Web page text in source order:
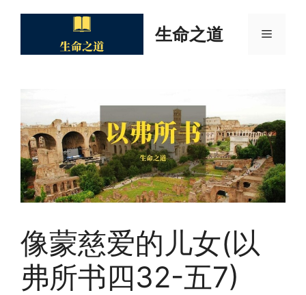
生命之道 Menu
像蒙慈爱的儿女(以
弗所书四32-五7)